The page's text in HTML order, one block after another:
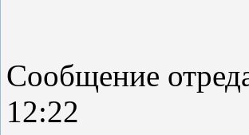
Сообщение
12:22